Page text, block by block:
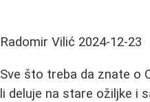
Radomir Vilić 2024-12-23
Sve što treba da znate o
li deluje na stare ožiljke i